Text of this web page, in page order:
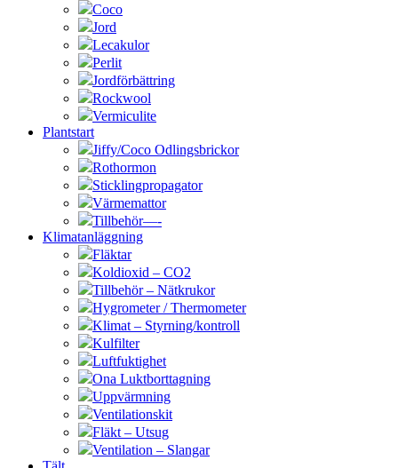
Coco
Jord
Lecakulor
Perlit
Jordförbättring
Rockwool
Vermiculite
Plantstart
Jiffy/Coco Odlingsbrickor
Rothormon
Sticklingpropagator
Värmemattor
Tillbehör—-
Klimatanläggning
Fläktar
Koldioxid – CO2
Tillbehör – Nätkrukor
Hygrometer / Thermometer
Klimat – Styrning/kontroll
Kulfilter
Luftfuktighet
Ona Luktborttagning
Uppvärmning
Ventilationskit
Fläkt – Utsug
Ventilation – Slangar